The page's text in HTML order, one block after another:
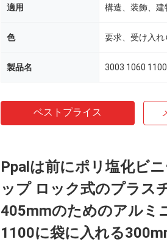
適用 構造、装飾、建
色
製品名
ベストプライス
Ppalは前にポリ塩化ビ
ップ ロック式のプラス
405mmのためのアルミ
1100に袋に入れる